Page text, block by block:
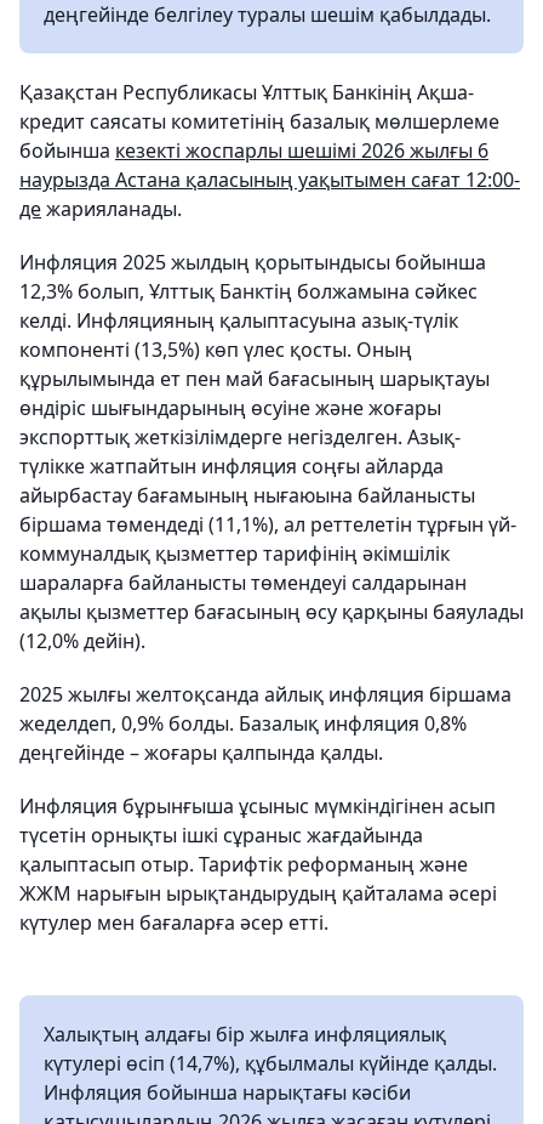
деңгейінде белгілеу туралы шешім қабылдады.
Қазақстан Республикасы Ұлттық Банкінің Ақша-
кредит саясаты комитетінің базалық мөлшерлеме
бойынша кезекті жоспарлы шешімі 2026 жылғы 6
наурызда Астана қаласының уақытымен сағат 12:00-
дежарияланады.
Инфляция 2025 жылдың қорытындысы бойынша
12,3% болып, Ұлттық Банктің болжамына сәйкес
келді. Инфляцияның қалыптасуына азық-түлік
компоненті (13,5%) көп үлес қосты. Оның
құрылымында ет пен май бағасының шарықтауы
өндіріс шығындарының өсуіне және жоғары
экспорттық жеткізілімдерге негізделген. Азық-
түлікке жатпайтын инфляция соңғы айларда
айырбастау бағамының нығаюына байланысты
біршама төмендеді (11,1%), ал реттелетін тұрғын үй-
коммуналдық қызметтер тарифінің әкімшілік
шараларға байланысты төмендеуі салдарынан
ақылы қызметтер бағасының өсу қарқыны баяулады
(12,0% дейін).
2025 жылғы желтоқсанда айлық инфляция біршама
жеделдеп, 0,9% болды. Базалық инфляция 0,8%
деңгейінде – жоғары қалпында қалды.
Инфляция бұрынғыша ұсыныс мүмкіндігінен асып
түсетін орнықты ішкі сұраныс жағдайында
қалыптасып отыр. Тарифтік реформаның және
ЖЖМ нарығын ырықтандырудың қайталама әсері
күтулер мен бағаларға әсер етті.
Халықтың алдағы бір жылға инфляциялық
күтулері өсіп (14,7%), құбылмалы күйінде қалды.
Инфляция бойынша нарықтағы кәсіби